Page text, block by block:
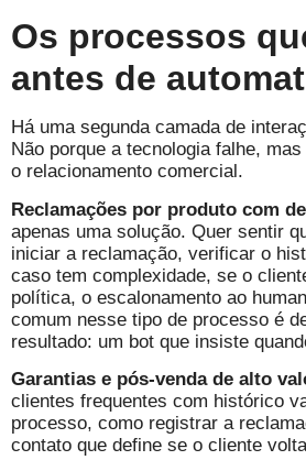
Os processos
antes de
Há uma segunda camada de
Não porque a tecnologia falhe,
o relacionamento comercial.
Reclamações por produto com
apenas uma solução. Quer sentir
iniciar a reclamação, verificar o
caso tem complexidade, se o
política, o escalonamento ao
comum nesse tipo de processo é
resultado: um bot que insiste
Garantias e pós-venda de alto
clientes frequentes com histórico
processo, como registrar a
contato que define se o cliente